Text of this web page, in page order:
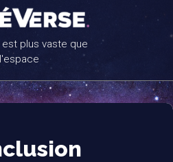
plus vaste que
l'espace